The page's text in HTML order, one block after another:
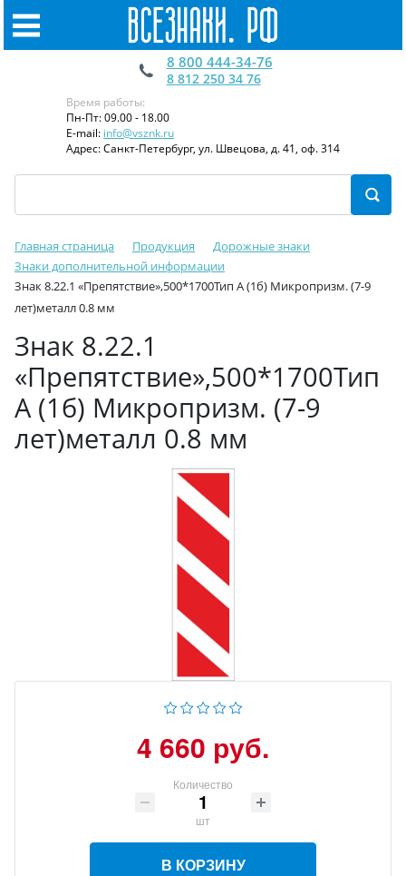
8 800 444-34-76
8 812 250 34 76
Время работы:
Пн-Пт: 09.00 - 18.00
E-mail: info@vsznk.ru
Адрес: Санкт-Петербург, ул. Швецова, д. 41, оф. 314
Главная страница Продукция
Дорожные знаки
Знаки дополнительной информации
Знак 8.22.1 «Препятствие»,500*1700Тип А (1б) Микропризм. (7-9
лет)металл 0.8 мм
Знак 8.22.1
«Препятствие»,500*1700Тип
А (1б) Микропризм. (7-9
лет)металл 0.8 мм
4 660 руб.
Количество
шт
В КОРЗИНУ